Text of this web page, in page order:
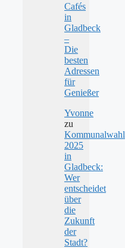
Cafés
in
Gladbeck
–
Die
besten
Adressen
für
Genießer
Yvonne
zu
Kommunalwahl
2025
in
Gladbeck:
Wer
entscheidet
über
die
Zukunft
der
Stadt?